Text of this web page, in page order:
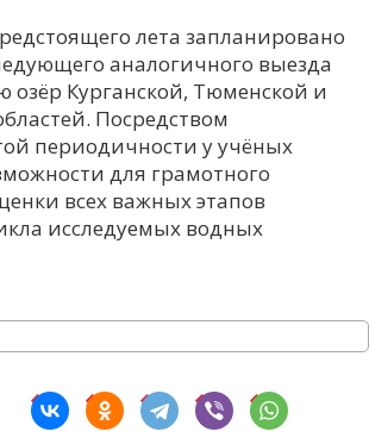
лета запланировано
аналогичного выезда
озёр Курганской, Тюменской и
Посредством
периодичности у учёных
для грамотного
всех важных этапов
исследуемых водных